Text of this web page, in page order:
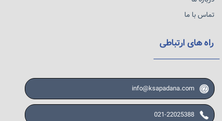
تماس با ما
راه های ارتباطی
info@ksapadana.com
021-22025388